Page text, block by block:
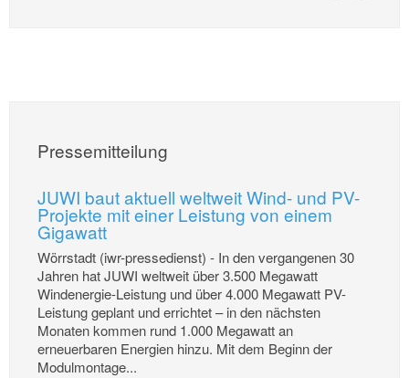
Pressemitteilung
JUWI baut aktuell weltweit Wind- und PV-
Projekte mit einer Leistung von einem
Gigawatt
Wörrstadt (iwr-pressedienst) - In den vergangenen 30
Jahren hat JUWI weltweit über 3.500 Megawatt
Windenergie-Leistung und über 4.000 Megawatt PV-
Leistung geplant und errichtet – in den nächsten
Monaten kommen rund 1.000 Megawatt an
erneuerbaren Energien hinzu. Mit dem Beginn der
Modulmontage...